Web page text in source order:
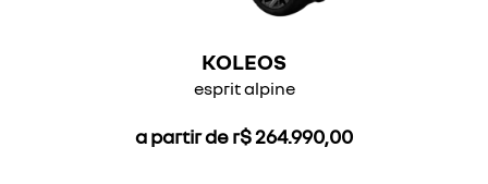
KOLEOS
esprit alpine
a partir de r$ 264.990,00